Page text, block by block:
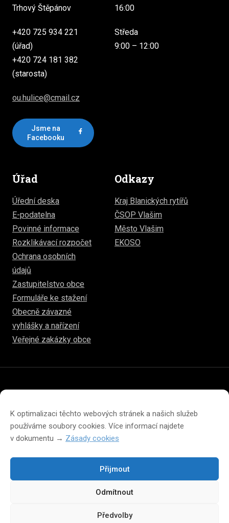
K optimalizaci těchto webových stránek a našich služeb
používáme soubory cookies. Více informací najdete
v dokumentu → Zásady cookies
Přijmout
Odmítnout
Předvolby
Trhový Štěpánov
+420 725 934 221
(úřad)
+420 724 181 382
(starosta)
ou.hulice@cmail.cz
Jsme na
Facebooku
16:00
Středa
9:00 – 12:00
Úřad
Úřední deska
E-podatelna
Povinné informace
Rozklikávací rozpočet
Ochrana osobních
údajů
Zastupitelstvo obce
Formuláře ke stažení
Obecně závazné
vyhlášky a nařízení
Veřejné zakázky obce
Odkazy
Kraj Blanických rytířů
ČSOP Vlašim
Město Vlašim
EKOSO
Prohlášení o přístupnosti
Prohlášení o ochraně soukromí
Zásady cookies (EU)
Změna velikosti písma na webu